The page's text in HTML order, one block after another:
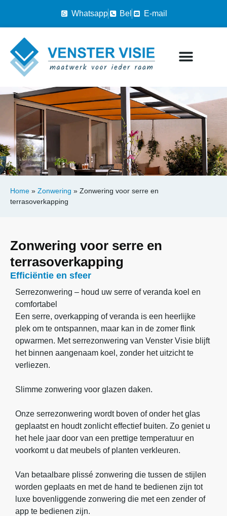
Whatsapp Bel E-mail
Home » Zonwering » Zonwering voor serre en
terrasoverkapping
Zonwering voor serre en
terrasoverkapping
Efficiëntie en sfeer
Serrezonwering – houd uw serre of veranda koel en
comfortabel
Een serre, overkapping of veranda is een heerlijke
plek om te ontspannen, maar kan in de zomer flink
opwarmen. Met serrezonwering van Venster Visie blijft
het binnen aangenaam koel, zonder het uitzicht te
verliezen.
Slimme zonwering voor glazen daken.
Onze serrezonwering wordt boven of onder het glas
geplaatst en houdt zonlicht effectief buiten. Zo geniet u
het hele jaar door van een prettige temperatuur en
voorkomt u dat meubels of planten verkleuren.
Van betaalbare plissé zonwering die tussen de stijlen
worden geplaats en met de hand te bedienen zijn tot
luxe bovenliggende zonwering die met een zender of
app te bedienen zijn.